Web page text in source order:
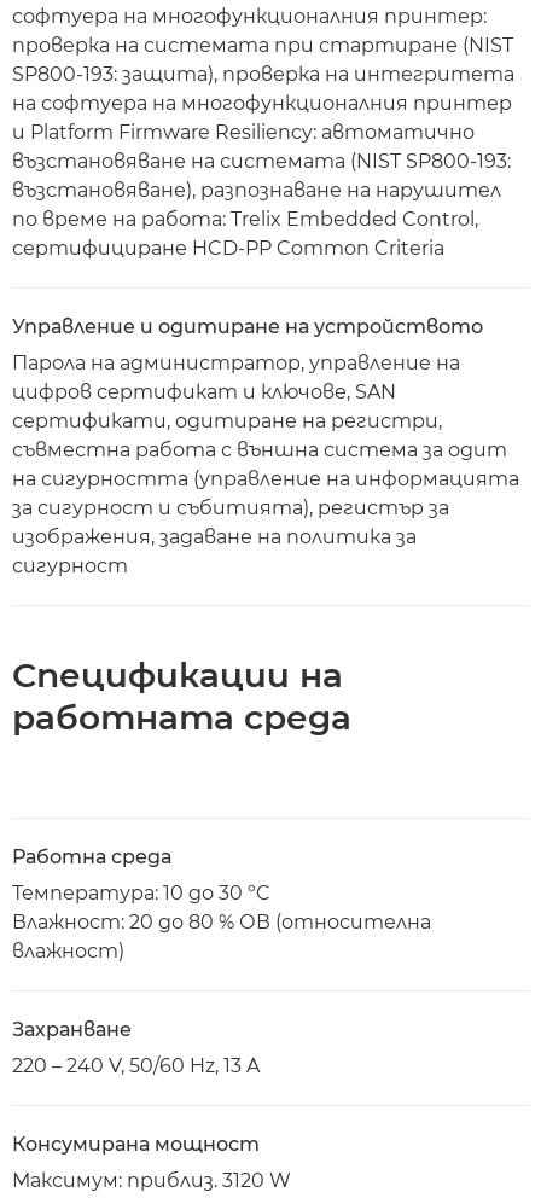
софтуера на многофункционалния принтер:
проверка на системата при стартиране (NIST
SP800-193: защита), проверка на интегритета
на софтуера на многофункционалния принтер
и Platform Firmware Resiliency: автоматично
възстановяване на системата (NIST SP800-193:
възстановяване), разпознаване на нарушител
по време на работа: Trelix Embedded Control,
сертифициране HCD-PP Common Criteria
Управление и одитиране на устройството
Парола на администратор, управление на
цифров сертификат и ключове, SAN
сертификати, одитиране на регистри,
съвместна работа с външна система за одит
на сигурността (управление на информацията
за сигурност и събитията), регистър за
изображения, задаване на политика за
сигурност
Спецификации на
работната среда
Работна среда
Температура: 10 до 30 ºC
Влажност: 20 до 80 % ОВ (относителна
влажност)
Захранване
220 – 240 V, 50/60 Hz, 13 A
Консумирана мощност
Максимум: приблиз. 3120 W